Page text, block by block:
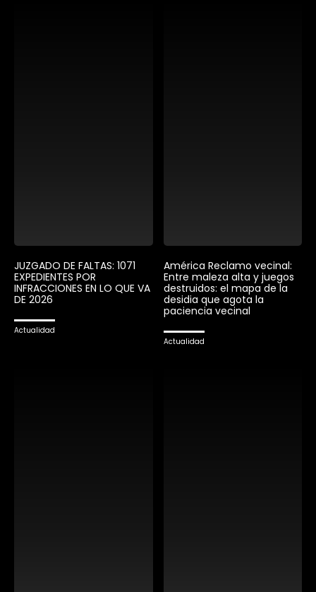
JUZGADO DE FALTAS: 1071
EXPEDIENTES POR
INFRACCIONES EN LO QUE VA
DE 2026
Actualidad
América Reclamo vecinal:
Entre maleza alta y juegos
destruidos: el mapa de la
desidia que agota la
paciencia vecinal
Actualidad